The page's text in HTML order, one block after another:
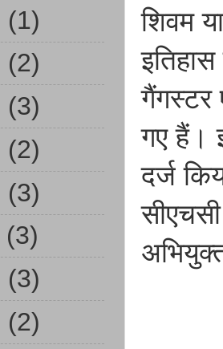
शिवम
गैंगस्टर
गए हैं।
दर्ज
(1)
(2)
(3)
(2)
(3)
(3)
(3)
(2)